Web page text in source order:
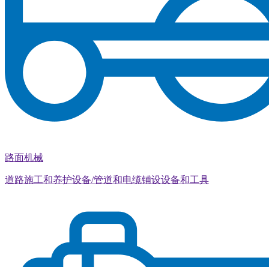
路面机械
道路施工和养护设备/管道和电缆铺设设备和工具